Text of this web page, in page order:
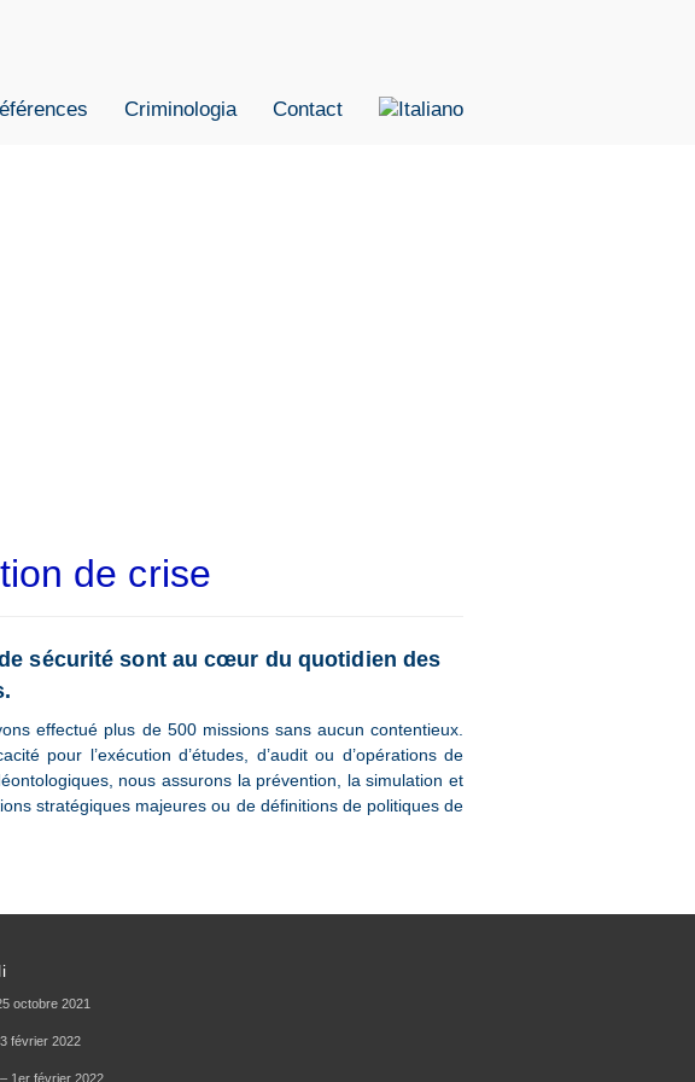
Criminologia Contact
de crise
sécurité sont au cœur du quotidien des
effectué plus de 500 missions sans aucun contentieux.
pour l’exécution d’études, d’audit ou d’opérations de
nous assurons la prévention, la simulation et
stratégiques majeures ou de définitions de politiques de
octobre 2021
février 2022
1er février 2022